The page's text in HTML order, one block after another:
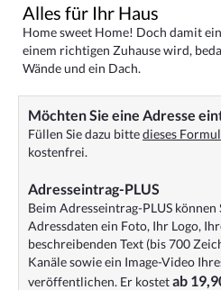
Alles für Ihr Haus
Home sweet Home! Doch damit
einem richtigen Zuhause wird,
Wände und ein Dach.
Möchten Sie eine Adresse
Füllen Sie dazu bittedieses
kostenfrei.
Adresseintrag-PLUS
Beim Adresseintrag-PLUS können
Adressdaten ein Foto, Ihr Logo,
beschreibenden Text (bis 700
Kanäle sowie ein Image-Video
veröffentlichen. Er kostetab